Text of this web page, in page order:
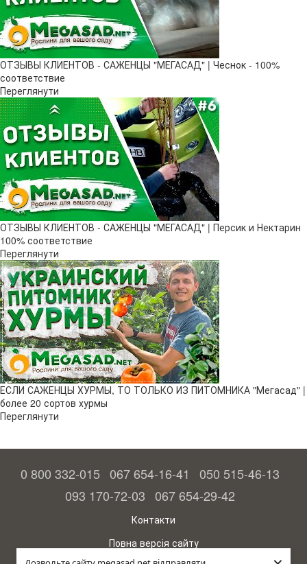
ОТЗЫВЫ КЛИЕНТОВ - САЖЕНЦЫ "МЕГАСАД" | Чеснок - 100%
соответствие
Переглянути
ОТЗЫВЫ КЛИЕНТОВ - САЖЕНЦЫ "МЕГАСАД" | Персик и Нектарин
100% соответствие
Переглянути
ЕСЛИ САЖЕНЦЫ ХУРМЫ, ТО ТОЛЬКО ИЗ ПИТОМНИКА "Мегасад" |
более 20 сортов хурмы
Переглянути
0 800 332-015 067 654-16-41
050 515-46-13
093 170-72-03 067 654-29-42
Контакти
Повна версія сайту